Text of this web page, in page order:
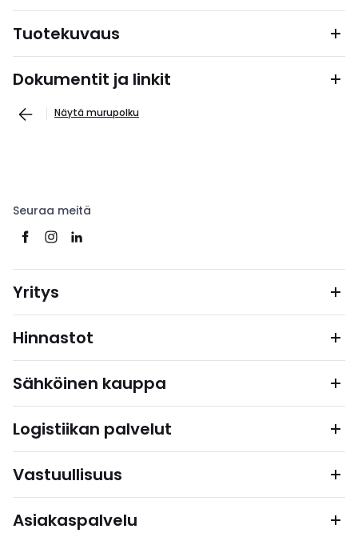
Tuotekuvaus
Dokumentit ja linkit
Näytä murupolku
Seuraa meitä
Yritys
Hinnastot
Sähköinen kauppa
Logistiikan palvelut
Vastuullisuus
Asiakaspalvelu